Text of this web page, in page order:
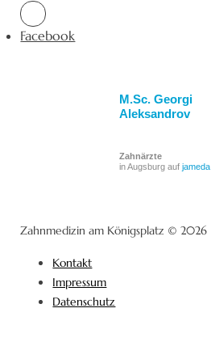
Facebook
M.Sc. Georgi
Aleksandrov
Zahnärzte
in Augsburg aufjameda
Zahnmedizin am Königsplatz © 2026
Kontakt
Impressum
Datenschutz